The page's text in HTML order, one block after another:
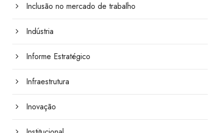
Inclusão no mercado de trabalho
Indústria
Informe Estratégico
Infraestrutura
Inovação